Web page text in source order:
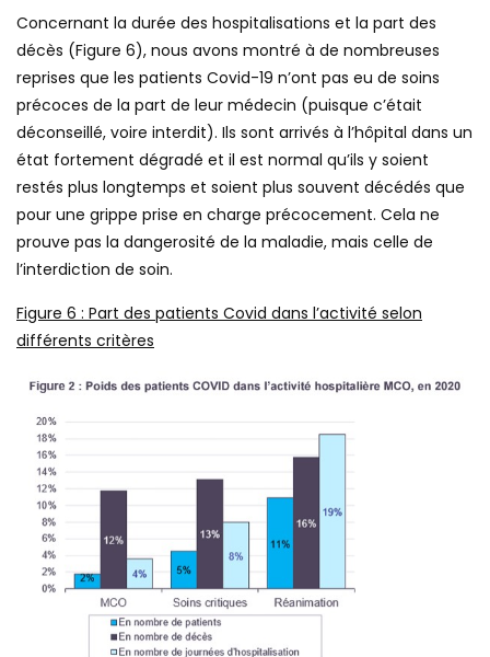
Concernant la durée des hospitalisations et la part des
décès (Figure 6), nous avons montré à de nombreuses
reprises que les patients Covid-19 n’ont pas eu de soins
précoces de la part de leur médecin (puisque c’était
déconseillé, voire interdit). Ils sont arrivés à l’hôpital dans un
état fortement dégradé et il est normal qu’ils y soient
restés plus longtemps et soient plus souvent décédés que
pour une grippe prise en charge précocement. Cela ne
prouve pas la dangerosité de la maladie, mais celle de
l’interdiction de soin.
Figure 6 : Part des patients Covid dans l’activité selon
différents critères